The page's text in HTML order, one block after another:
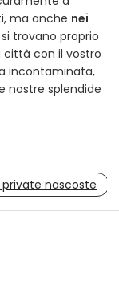
ma anche nei
trovano proprio
città con il vostro
incontaminata,
nostre splendide
private nascoste